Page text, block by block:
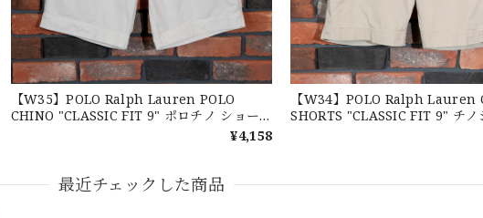
Sleeve Cotton BD Shirt ラルフローレン ユーズド 半袖 ボタンダウンシャ
【W35】POLO Ralph Lauren POLO
CHINO "CLASSIC FIT 9" ポロチノ ショー
ツ ラルフローレン ショーツ ショートパンツ
¥4,158
【W34】POLO Ralph Lauren
SHORTS "CLASSIC FIT 9" チノ
ョーツ ラルフローレン ショー
最近チェックした商品